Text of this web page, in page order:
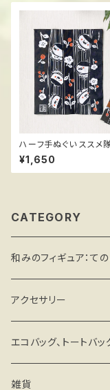
ハーフ手ぬぐい ススメ
の花
¥1,650
CATEGORY
和みのフィギュア：て
アクセサリー
エコバッグ、トートバッ
雑貨